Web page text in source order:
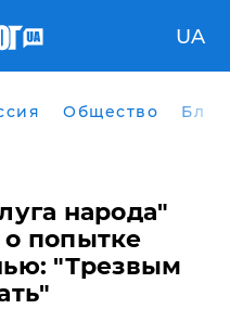
UA
Общество
народа"
попытке
"Трезвым